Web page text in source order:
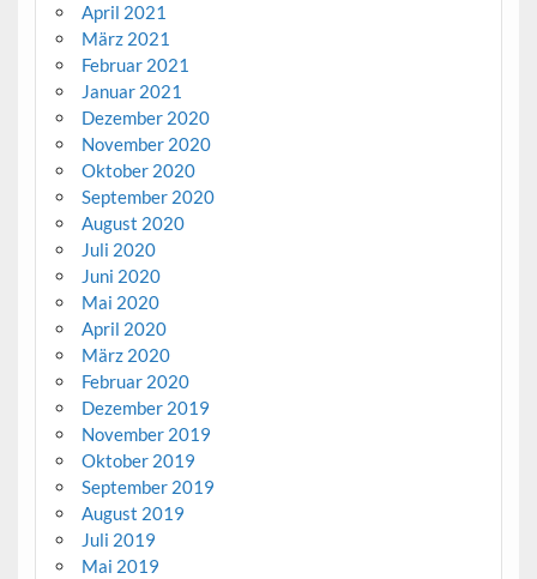
April 2021
März 2021
Februar 2021
Januar 2021
Dezember 2020
November 2020
Oktober 2020
September 2020
August 2020
Juli 2020
Juni 2020
Mai 2020
April 2020
März 2020
Februar 2020
Dezember 2019
November 2019
Oktober 2019
September 2019
August 2019
Juli 2019
Mai 2019